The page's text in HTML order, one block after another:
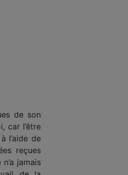
de son
car l’être
l’aide de
reçues
jamais